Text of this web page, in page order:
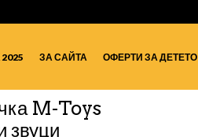
ЗА САЙТА ОФЕРТИ ЗА ДЕТЕТО
M-Toys
звуци